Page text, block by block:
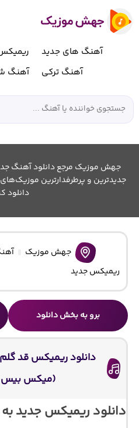
آهنگ های جدید
آهنگ ترکی
آهنگ
جهش موزیک مرجع دانلود آهنگ
جدیدترین و پرطرفدارترین
دانلود
جهش موزیک
ریمیکس جدید
برو به بخش دانلود
دانلود ریمیکس قد
(میکس بیس
دانلود ریمیکس جدید